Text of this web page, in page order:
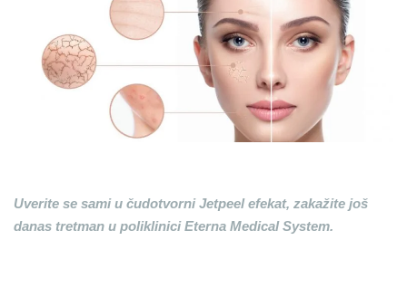
Uverite se sami u čudotvorni Jetpeel efekat, zakažite još
danas tretman u poliklinici Eterna Medical System.